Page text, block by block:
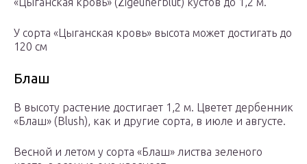
У сорта «Цыганская кровь» высота может достигать до
120 см
Блаш
В высоту растение достигает 1,2 м. Цветет дербенник
«Блаш» (Blush), как и другие сорта, в июле и августе.
Весной и летом у сорта «Блаш» листва зеленого